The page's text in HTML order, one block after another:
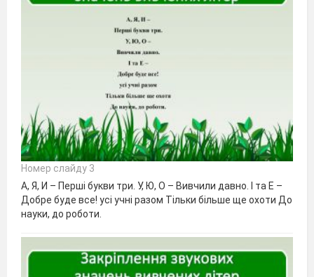
Номер слайду 3
А, Я, И – Перші букви три. У, Ю, О – Вивчили давно. І та Е –
Добре буде все! усі учні разом Тільки більше ще охоти До
науки, до роботи.